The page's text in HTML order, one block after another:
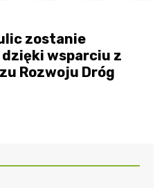
zostanie
wsparciu z
Rozwoju Dróg